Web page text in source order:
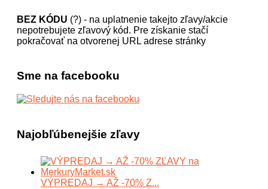
BEZ KÓDU (?) - na uplatnenie takejto zľavy/akcie
nepotrebujete zľavový kód. Pre získanie stačí
pokračovať na otvorenej URL adrese stránky
Sme na facebooku
Najobľúbenejšie zľavy
VÝPREDAJ → AŽ -70% Z...